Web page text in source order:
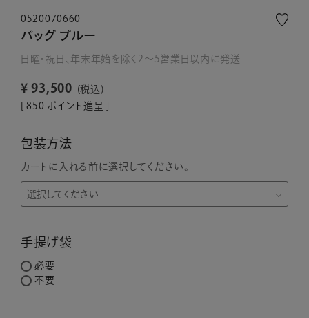
0520070660
バッグ ブルー
日曜・祝日、年末年始を除く2～5営業日以内に発送
¥ 93,500
税込
850 ポイント進呈 ]
包装方法
カートに入れる前に選択してください。
手提げ袋
必要
不要